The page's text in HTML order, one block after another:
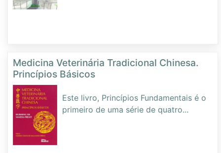
Medicina Veterinária Tradicional Chinesa.
Princípios Básicos
Este livro, Princípios Fundamentais é o
primeiro de uma série de quatro...